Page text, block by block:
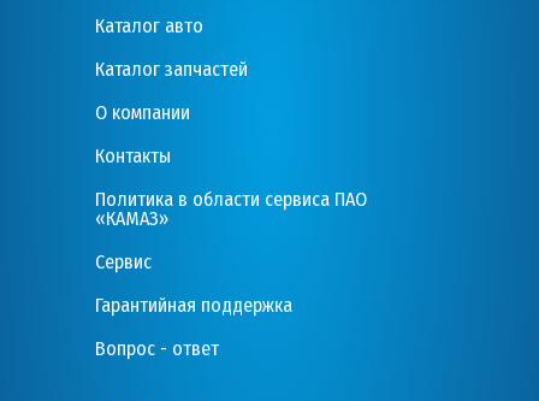
Каталог авто
Каталог запчастей
О компании
Контакты
Политика в области сервиса ПАО
«КАМАЗ»
Сервис
Гарантийная поддержка
Вопрос - ответ